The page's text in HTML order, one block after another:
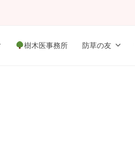
樹木医事務所 防草の友